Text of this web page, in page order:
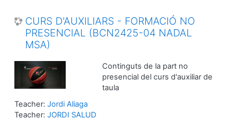
CURS D'AUXILIARS - FORMACIÓ NO
PRESENCIAL (BCN2425-04 NADAL
MSA)
Continguts de la part no
presencial del curs d'auxiliar de
taula
Teacher: Jordi Aliaga
Teacher: JORDI SALUD